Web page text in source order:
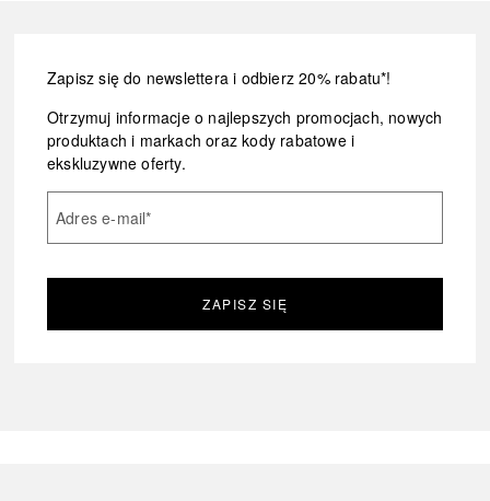
Zapisz się do newslettera i odbierz 20% rabatu*!
Otrzymuj informacje o najlepszych promocjach, nowych
produktach i markach oraz kody rabatowe i
ekskluzywne oferty.
Adres e-mail*
ZAPISZ SIĘ